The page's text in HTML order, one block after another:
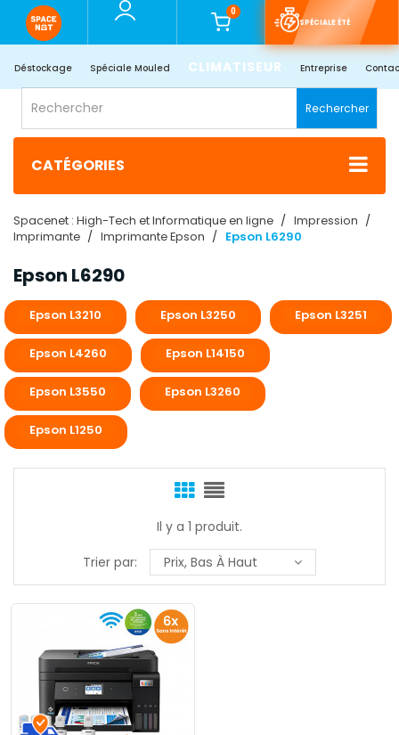
0
SPÉCIALE ÉTÉ
Déstockage Spéciale Mouled CLIMATISEUR Entreprise
Rechercher
CATÉGORIES
Spacenet : High-Tech et Informatique en ligne
Impression
Imprimante
Imprimante Epson Epson L6290
Epson L6290
Epson L3210 Epson L3250 Epson L3251
Epson L4260 Epson L14150
Epson L3550 Epson L3260
Epson L1250
Il y a 1 produit.
Trier par:
Prix, Bas À Haut